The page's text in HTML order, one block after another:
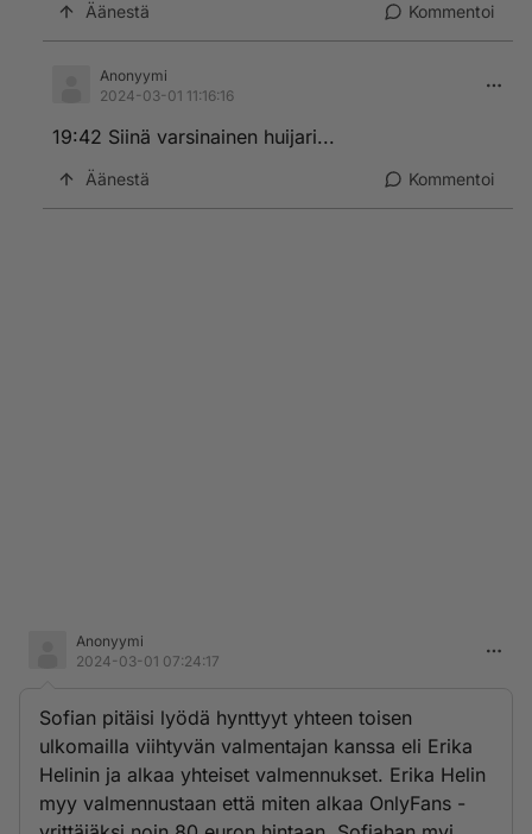
Äänestä Kommentoi
Anonyymi
2024-03-01 11:16:16
19:42 Siinä varsinainen huijari...
Äänestä Kommentoi
Anonyymi
2024-03-01 07:24:17
Sofian pitäisi lyödä hynttyyt yhteen toisen
ulkomailla viihtyvän valmentajan kanssa eli Erika
Helinin ja alkaa yhteiset valmennukset. Erika Helin
myy valmennustaan että miten alkaa OnlyFans -